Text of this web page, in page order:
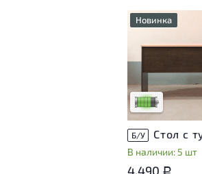
Новинка
эксплуатации,
использования
Низкая
Б/У
В наличии: 5 шт
4.490 Р